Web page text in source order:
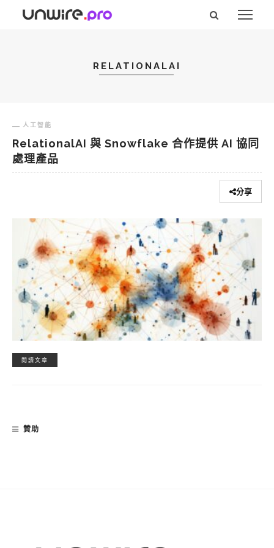
RELATIONALAI
人工智能
RelationalAI 與 Snowflake 合作提供 AI 協同
處理產品
分享
閱讀文章
贊助